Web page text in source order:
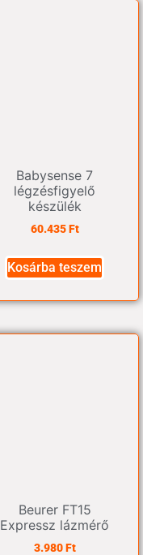
Babysense 7
légzésfigyelő
készülék
60.435Ft
Kosárba teszem
Beurer FT15
Expressz lázmérő
3.980Ft